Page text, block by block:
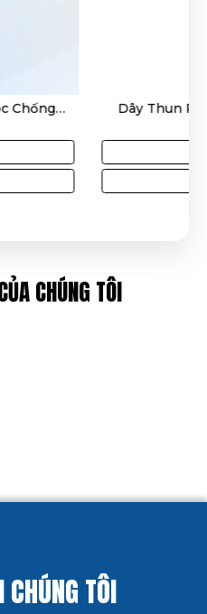
Móc Sắt 2 Đầu – Dây
Chắc Chắn, Tiện Dụng,
Bỉ
CHÚNG TÔI
CHÚNG TÔI